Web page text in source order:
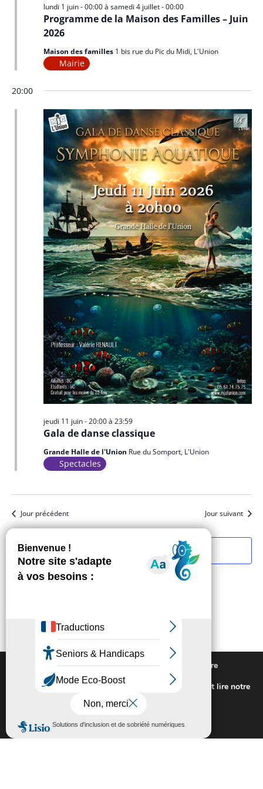
Programme de la Maison des Familles – Juin
2026
lundi 1 juin - 00:00à samedi 4 juillet - 00:00
Maison des familles 1 bis rue du Pic du Midi, L'Union
Mairie
20:00
Gala de danse classique
jeudi 11 juin - 20:00à 23:59
Grande Halle de l'Union Rue du Somport, L'Union
Spectacles
Jour précédent Jour suivant
S’abonner au calendrier
Nous utilisons des cookies pour vous offrir la meilleure
expérience sur notre site.
Pour connaitre les cookies utilisés ou les désactiver et lire notre
politique de confidentialité,
cliquez-ici
Accepter